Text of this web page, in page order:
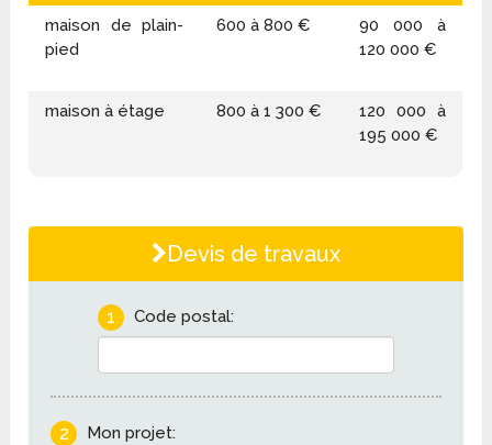
maison de plain-
pied
600 à 800 €
90 000 à
120 000 €
maison à étage 800 à 1 300 €
120 000 à
195 000 €
Devis de travaux
1 Code postal:
2 Mon projet: